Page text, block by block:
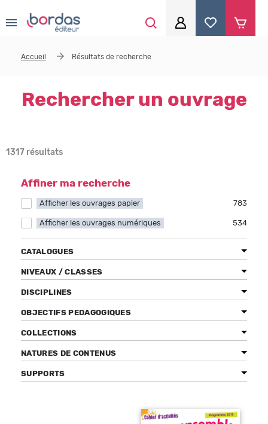
Je me connecte
Téléchargez des ressources gratuites
Recevez des informations sur nos nouveautés
Accueil Résultats de recherche
Rechercher un ouvrage
1317 résultats
Affiner ma recherche
Afficher les ouvrages papier 783
Apply Afficher les ouvrages papier filter
Afficher les ouvrages numériques 534
Apply Afficher les ouvrages numériques filter
CATALOGUES
NIVEAUX / CLASSES
DISCIPLINES
OBJECTIFS PEDAGOGIQUES
COLLECTIONS
NATURES DE CONTENUS
SUPPORTS